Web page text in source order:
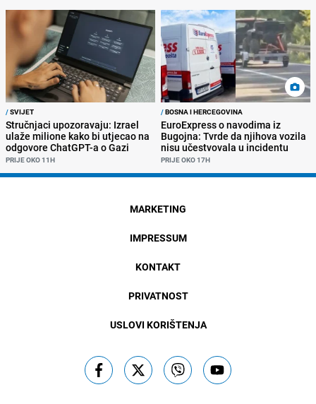
/SVIJET
Stručnjaci upozoravaju: Izrael
ulaže milione kako bi utjecao na
odgovore ChatGPT-a o Gazi
PRIJE OKO 11H
/BOSNA I HERCEGOVINA
EuroExpress o navodima iz
Bugojna: Tvrde da njihova vozila
nisu učestvovala u incidentu
PRIJE OKO 17H
MARKETING
IMPRESSUM
KONTAKT
PRIVATNOST
USLOVI KORIŠTENJA